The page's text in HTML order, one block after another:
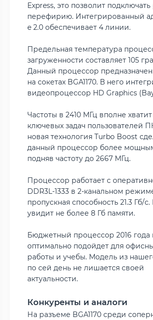
Express, это позволит
перефирию. Интегрированный
e 2.0 обеспечивает 4 линии.
Предельная температура
загруженности составляет 105
Данный процессор предназначен
на сокетах BGA1170. В него
видеопроцессор HD Graphics
Частоты в 2410 МГц вполне
ключевых задач пользователей
новая технология Turbo Boost
данный процессор более
подняв частоту до 2667 МГц.
Процессор работает с
DDR3L-1333 в 2-канальном
пропускная способность 21.3 Гб/
увидит не более 8 Гб памяти.
Бюджетный процессор 2016 года
оптимально подойдет для
работы и учебы. Модель из
по сей день не лишается своей
актуальности.
Конкуренты и аналоги
На разъеме BGA1170 среди